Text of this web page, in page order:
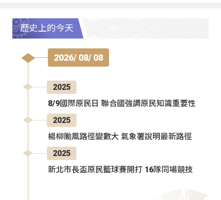
歷史上的今天
2026/ 08/ 08
2025
8/9國際原民日 聯合國強調原民知識重要性
2025
楊柳颱風路徑變數大 氣象署說明最新路徑
2025
新北市長盃原民籃球賽開打 16隊同場競技